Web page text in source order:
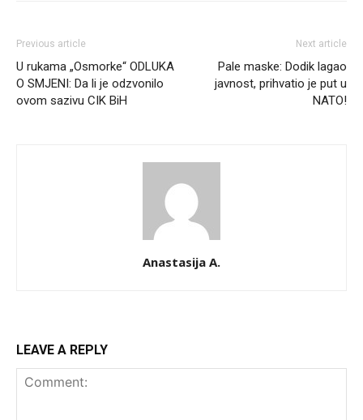
Previous article
U rukama „Osmorke“ ODLUKA
O SMJENI: Da li je odzvonilo
ovom sazivu CIK BiH
Next article
Pale maske: Dodik lagao
javnost, prihvatio je put u
NATO!
Anastasija A.
LEAVE A REPLY